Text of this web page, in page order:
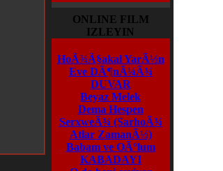
ONLINE FILM
IZLEYIN
HoÃ¾Ã§akal YarÃ½n
Eve DÃ¶nÃ¼Ã¾
DUVAR
Beyaz Melek
Dema Hespen
SerxweÃ¾ (SarhoÃ¾
Atlar ZamanÃ½)
Babam ve OÃ°lum
KABADAYI